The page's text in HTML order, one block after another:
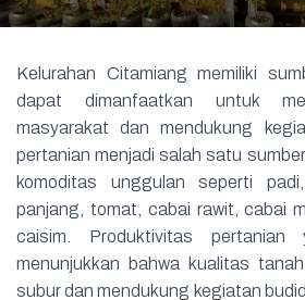
Kelurahan Citamiang memiliki
dapat dimanfaatkan untuk
masyarakat dan mendukung
pertanian menjadi salah satu
komoditas unggulan seperti
panjang, tomat, cabai rawit, cabai
caisim. Produktivitas
menunjukkan bahwa kualitas
subur dan mendukung kegiatan